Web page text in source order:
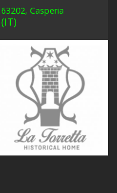
63202, Casperia
(IT)